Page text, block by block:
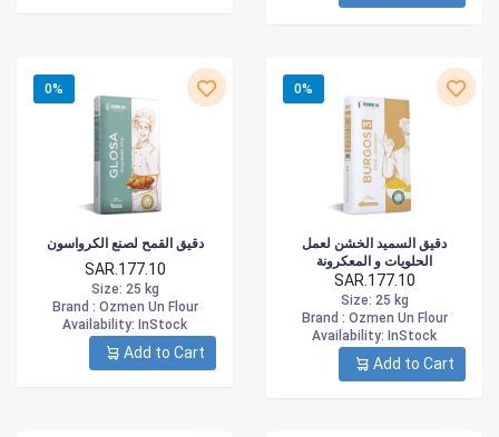
0%
دقيق القمح لصنع الكرواسون
SAR.177.10
Size: 25 kg
Brand : Ozmen Un Flour
Availability: InStock
Add to Cart
0%
دقيق السميد الخشن لعمل
الحلويات و المعكرونة
SAR.177.10
Size: 25 kg
Brand : Ozmen Un Flour
Availability: InStock
Add to Cart